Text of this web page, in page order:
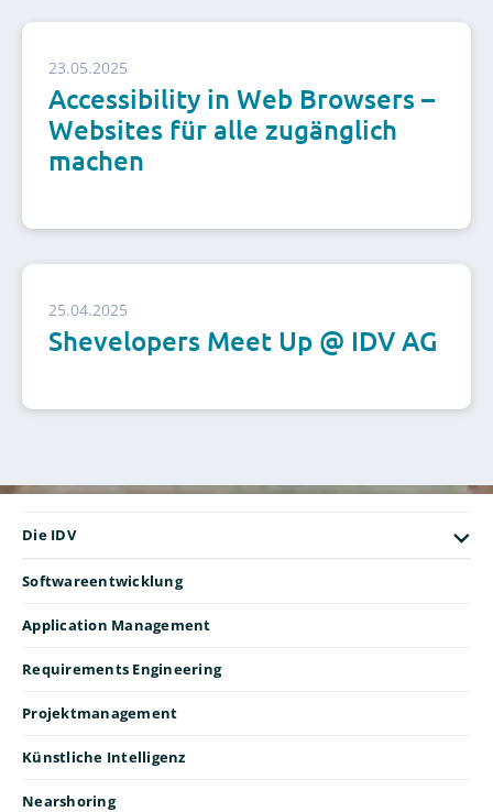
23.05.2025
Accessibility in Web Browsers –
Websites für alle zugänglich
machen
25.04.2025
Shevelopers Meet Up @ IDV AG
Die IDV
Softwareentwicklung
Application Management
Requirements Engineering
Projektmanagement
Künstliche Intelligenz
Nearshoring